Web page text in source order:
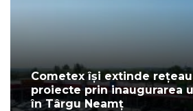
Cometex își extinde
proiecte prin inaugurarea
în Târgu Neamț